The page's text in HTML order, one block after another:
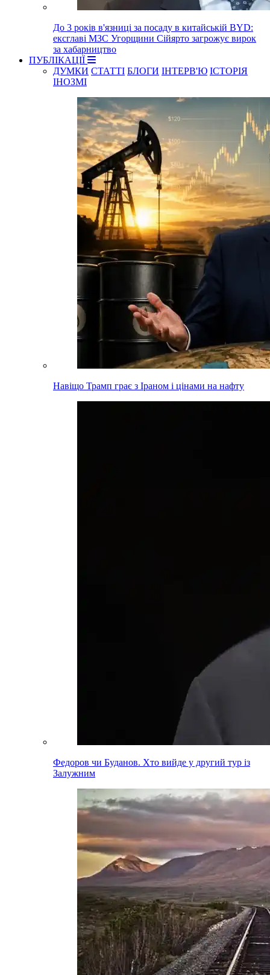
До 3 років в'язниці за посаду в китайській BYD:
ексглаві МЗС Угорщини Сійярто загрожує вирок
за хабарництво
ПУБЛІКАЦІЇ
ДУМКИ СТАТТІ БЛОГИ ІНТЕРВ'Ю ІСТОРІЯ
ІНОЗМІ
Навіщо Трамп грає з Іраном і цінами на нафту
Федоров чи Буданов. Хто вийде у другий тур із
Залужним